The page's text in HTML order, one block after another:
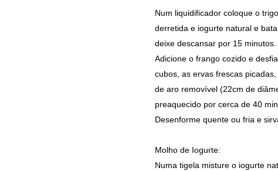
Num liquidificador coloque o
derretida e iogurte natural e
deixe descansar por 15 minutos.
Adicione o frango cozido e
cubos, as ervas frescas
de aro removível (22cm de
preaquecido por cerca de 40
Desenforme quente ou fria e
Molho de Iogurte:
Numa tigela misture o iogurte